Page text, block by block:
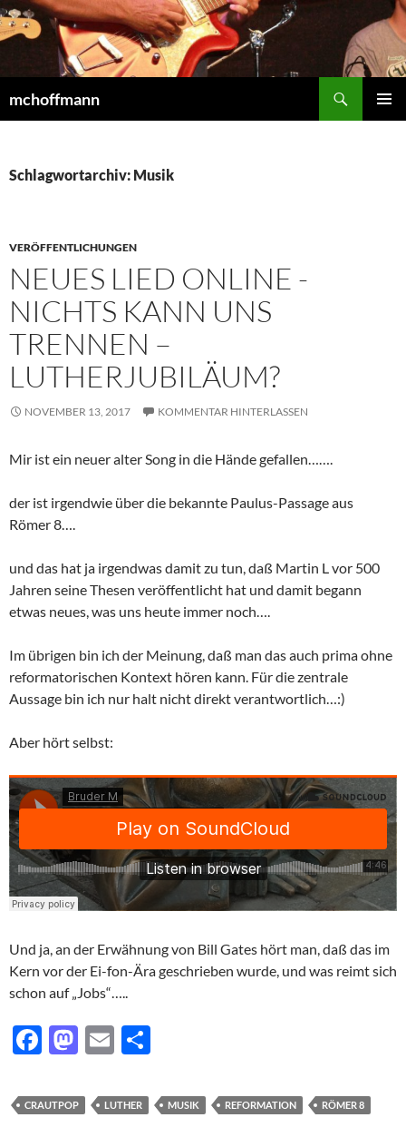
Zum
Inhalt
mchoffmann
Schlagwortarchiv: Musik
VERÖFFENTLICHUNGEN
NEUES LIED ONLINE -
NICHTS KANN UNS
TRENNEN –
LUTHERJUBILÄUM?
NOVEMBER 13, 2017 KOMMENTAR HINTERLASSEN
Mir ist ein neuer alter Song in die Hände gefallen…….
der ist irgendwie über die bekannte Paulus-Passage aus
Römer 8….
und das hat ja irgendwas damit zu tun, daß Martin L vor 500
Jahren seine Thesen veröffentlicht hat und damit begann
etwas neues, was uns heute immer noch….
Im übrigen bin ich der Meinung, daß man das auch prima ohne
reformatorischen Kontext hören kann. Für die zentrale
Aussage bin ich nur halt nicht direkt verantwortlich…:)
Aber hört selbst:
Und ja, an der Erwähnung von Bill Gates hört man, daß das im
Kern vor der Ei-fon-Ära geschrieben wurde, und was reimt sich
schon auf „Jobs“…..
F
e
M
to
E
ail le
CRAUTPOP LUTHER MUSIK REFORMATION RÖMER 8